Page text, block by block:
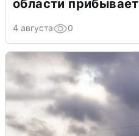
области прибывает
4 августа 0